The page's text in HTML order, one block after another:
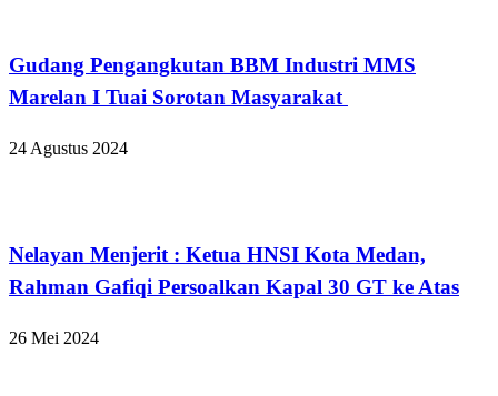
Gudang Pengangkutan BBM Industri MMS
Marelan I Tuai Sorotan Masyarakat
24 Agustus 2024
Nelayan Menjerit : Ketua HNSI Kota Medan,
Rahman Gafiqi Persoalkan Kapal 30 GT ke Atas
26 Mei 2024